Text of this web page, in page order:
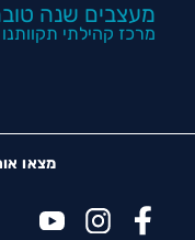
מעצבים שנה
מרכז קהילתי תקוותנו
מצאו